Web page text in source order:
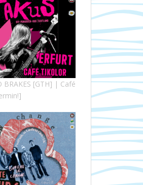
BRAKES [GTH] | Café